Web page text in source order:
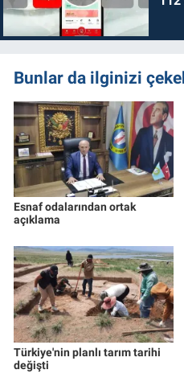
Bunlar da ilginizi
Esnaf odalarından ortak
açıklama
Türkiye'nin planlı tarım tarihi
değişti